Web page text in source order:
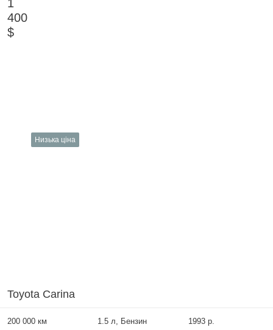
1
400
$
Низька ціна
Toyota Carina
200 000 км 1.5 л, Бензин
1993 р.